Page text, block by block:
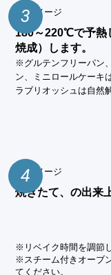
3
180～220℃で予熱
焼成）します。
※グルテンフリーパン
ン、ミニロールケーキ
ラブリオッシュは自然
4
焼きたて、の出来
※リベイク時間を調節
※スチーム付きオーブ
てください。